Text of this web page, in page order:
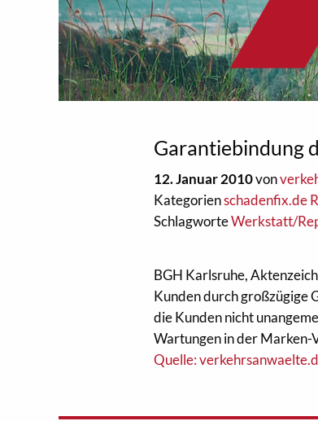
Garantiebindung
12. Januar 2010von
Kategorienschadenfix.de
SchlagworteWerkstatt/
BGH Karlsruhe,
Kunden durch großzügige
die Kunden nicht
Wartungen in der
Quelle: